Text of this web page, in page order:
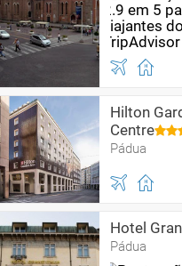
Hilton
Centre
Pádua
Hotel
Pádua